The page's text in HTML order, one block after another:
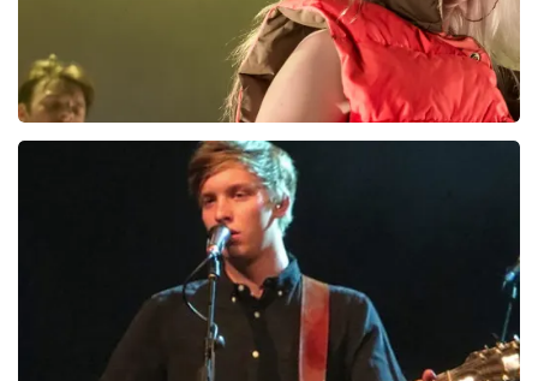
Billie Eilish
reviews